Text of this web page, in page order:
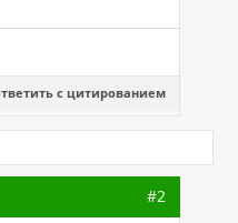
с цитированием
#2